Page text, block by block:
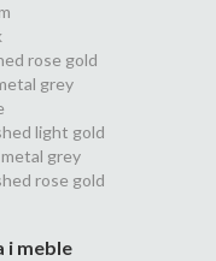
rose gold
grey
light gold
grey
rose gold
i meble